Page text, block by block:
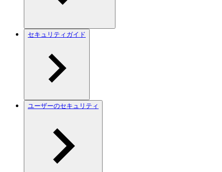
セキュリティガイド
ユーザーのセキュリティ